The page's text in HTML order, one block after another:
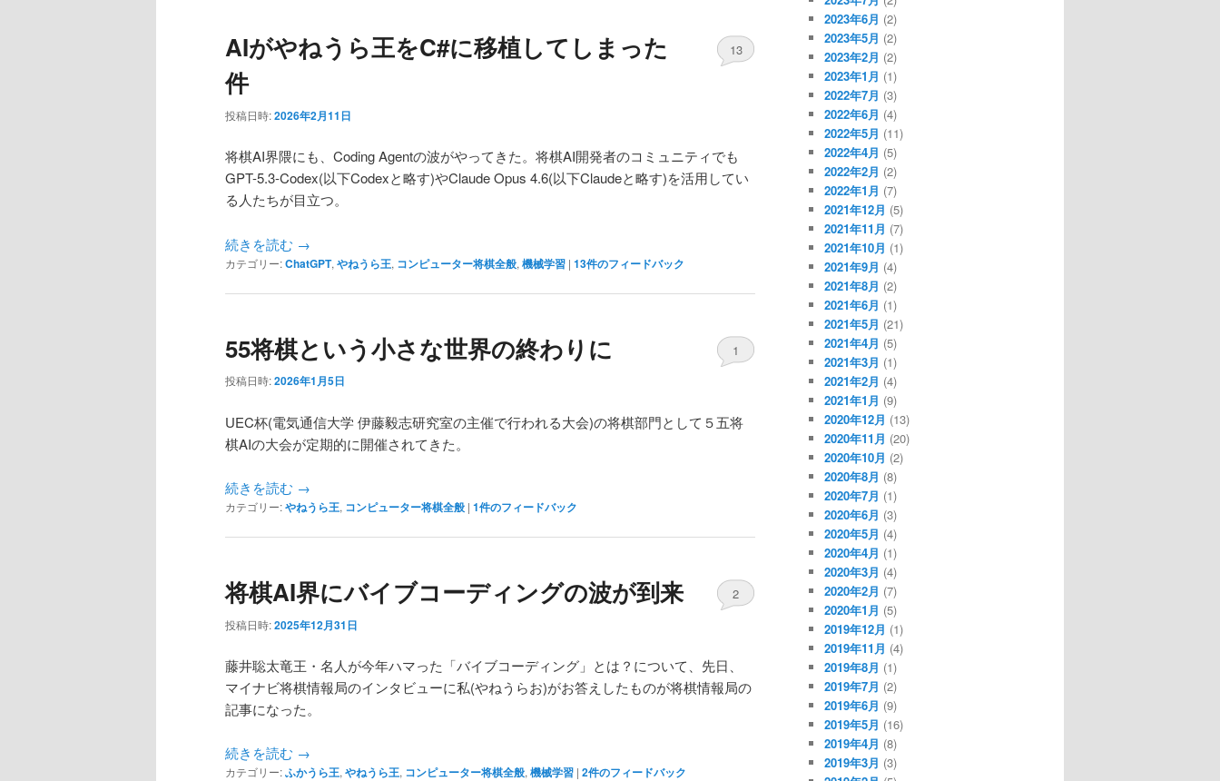
AIがやねうら王をC#に移植してしまった
件
投稿日時:2026年2月11日
13
将棋AI界隈にも、Coding Agentの波がやってきた。将棋AI開発者のコミュニティでも
GPT-5.3-Codex(以下Codexと略す)やClaude Opus 4.6(以下Claudeと略す)を活用してい
る人たちが目立つ。
続きを読む →
カテゴリー:ChatGPT, やねうら王, コンピューター将棋全般, 機械学習 | 13件のフィードバック
55将棋という小さな世界の終わりに
投稿日時:2026年1月5日
1
UEC杯(電気通信大学 伊藤毅志研究室の主催で行われる大会)の将棋部門として５五将
棋AIの大会が定期的に開催されてきた。
続きを読む →
カテゴリー:やねうら王, コンピューター将棋全般 | 1件のフィードバック
将棋AI界にバイブコーディングの波が到来
投稿日時:2025年12月31日
2
藤井聡太竜王・名人が今年ハマった「バイブコーディング」とは？について、先日、
マイナビ将棋情報局のインタビューに私(やねうらお)がお答えしたものが将棋情報局の
記事になった。
続きを読む →
カテゴリー:ふかうら王, やねうら王, コンピューター将棋全般, 機械学習 | 2件のフィードバック
2023年6月 (2)
2023年5月 (2)
2023年2月 (2)
2023年1月 (1)
2022年7月 (3)
2022年6月 (4)
2022年5月 (11)
2022年4月 (5)
2022年2月 (2)
2022年1月 (7)
2021年12月 (5)
2021年11月 (7)
2021年10月 (1)
2021年9月 (4)
2021年8月 (2)
2021年6月 (1)
2021年5月 (21)
2021年4月 (5)
2021年3月 (1)
2021年2月 (4)
2021年1月 (9)
2020年12月 (13)
2020年11月 (20)
2020年10月 (2)
2020年8月 (8)
2020年7月 (1)
2020年6月 (3)
2020年5月 (4)
2020年4月 (1)
2020年3月 (4)
2020年2月 (7)
2020年1月 (5)
2019年12月 (1)
2019年11月 (4)
2019年8月 (1)
2019年7月 (2)
2019年6月 (9)
2019年5月 (16)
2019年4月 (8)
2019年3月 (3)